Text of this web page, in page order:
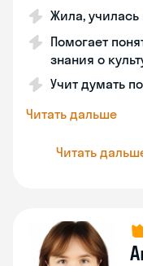
Жила, училась
Помогает
знания о
Учит думать
Читать дальше
Читать